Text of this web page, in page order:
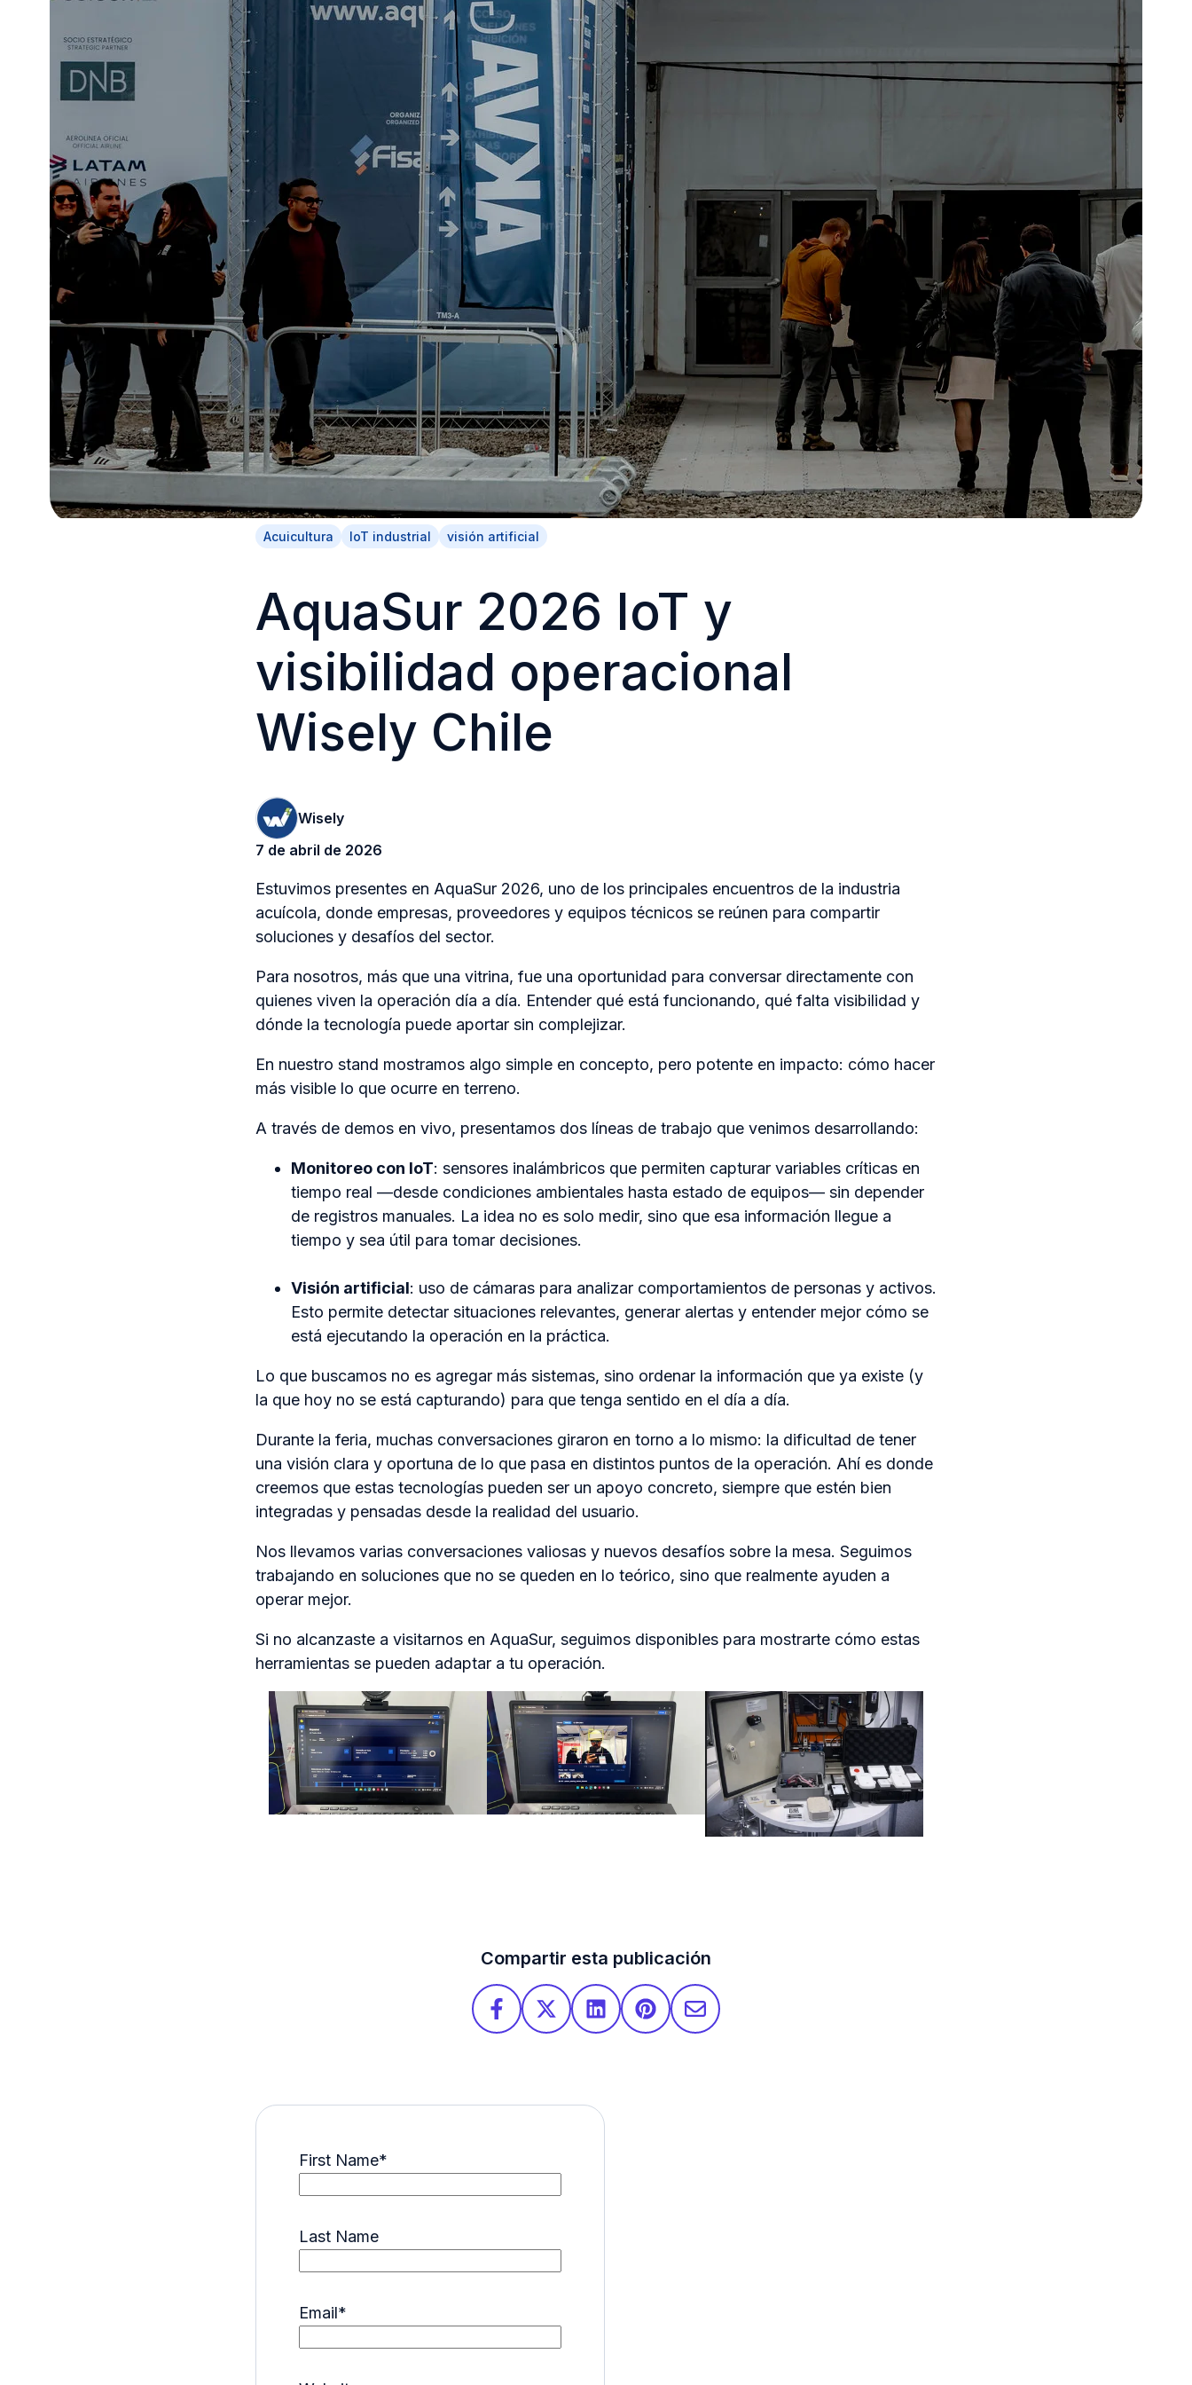
Acuicultura IoT industrial visión artificial
AquaSur 2026 IoT y
visibilidad operacional
Wisely Chile
Wisely
7 de abril de 2026
Estuvimos presentes en AquaSur 2026, uno de los principales encuentros de la industria
acuícola, donde empresas, proveedores y equipos técnicos se reúnen para compartir
soluciones y desafíos del sector.
Para nosotros, más que una vitrina, fue una oportunidad para conversar directamente con
quienes viven la operación día a día. Entender qué está funcionando, qué falta visibilidad y
dónde la tecnología puede aportar sin complejizar.
En nuestro stand mostramos algo simple en concepto, pero potente en impacto: cómo hacer
más visible lo que ocurre en terreno.
A través de demos en vivo, presentamos dos líneas de trabajo que venimos desarrollando:
Monitoreo con IoT: sensores inalámbricos que permiten capturar variables críticas en
tiempo real —desde condiciones ambientales hasta estado de equipos— sin depender
de registros manuales. La idea no es solo medir, sino que esa información llegue a
tiempo y sea útil para tomar decisiones.
Visión artificial: uso de cámaras para analizar comportamientos de personas y activos.
Esto permite detectar situaciones relevantes, generar alertas y entender mejor cómo se
está ejecutando la operación en la práctica.
Lo que buscamos no es agregar más sistemas, sino ordenar la información que ya existe (y
la que hoy no se está capturando) para que tenga sentido en el día a día.
Durante la feria, muchas conversaciones giraron en torno a lo mismo: la dificultad de tener
una visión clara y oportuna de lo que pasa en distintos puntos de la operación. Ahí es donde
creemos que estas tecnologías pueden ser un apoyo concreto, siempre que estén bien
integradas y pensadas desde la realidad del usuario.
Nos llevamos varias conversaciones valiosas y nuevos desafíos sobre la mesa. Seguimos
trabajando en soluciones que no se queden en lo teórico, sino que realmente ayuden a
operar mejor.
Si no alcanzaste a visitarnos en AquaSur, seguimos disponibles para mostrarte cómo estas
herramientas se pueden adaptar a tu operación.
Compartir esta publicación
First Name*
Last Name
Email*